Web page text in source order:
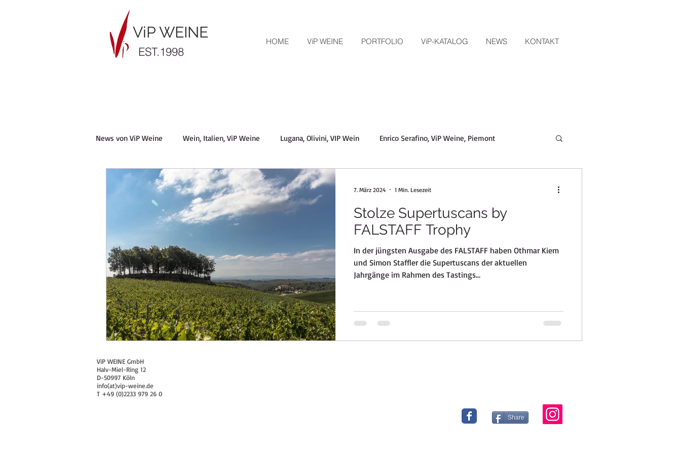
ViP WEINE
HOME ViP WEINE PORTFOLIO ViP-KATALOG NEWS KONTAKT
EST.1998
News von ViP Weine Wein, Italien, ViP Weine Lugana, Olivini, VIP Wein Enrico Serafino, ViP Weine, Piemont
Vietti Barolo, Barbera, Piemont, Vi Tolaini, Toskana, Chianti Classico,
Robert Parker Braida, Piemont, Barbera Distillerie Berta, Grappa, Piemont Vini Franchetti, Tenuta di Trinoro
Vigne di Leo, Marken, Verdicchio, F Gambero Rosso 3 Bicchieri Venica&Venica, Collio, Friaul, Sauv
Cordero San Giorgio, Oltrepò Pavese Borgo Molino, Veneto, ViP Weine
Stolze Supertuscans by
FALSTAFF Trophy
In der jüngsten Ausgabe des FALSTAFF haben Othmar Kiem
und Simon Staffler die Supertuscans der aktuellen
Jahrgänge im Rahmen des Tastings...
7. März 2024 1 Min. Lesezeit
ViP WEINE GmbH
Halv-Miel-Ring 12
D-50997 Köln
info(at)vip-weine.de
T +49 (0)2233 979 26 0
Share